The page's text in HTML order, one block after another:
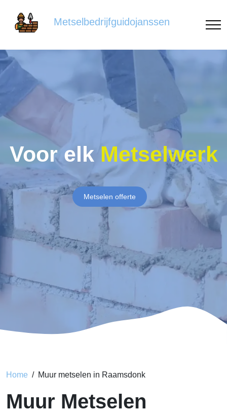
Metselbedrijfguidojanssen
Voor elk Metselwerk
Metselen offerte
Home Muur metselen in Raamsdonk
Muur Metselen